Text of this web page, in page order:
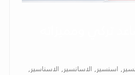
اسنسير, الاسانسير, الاسناسير,